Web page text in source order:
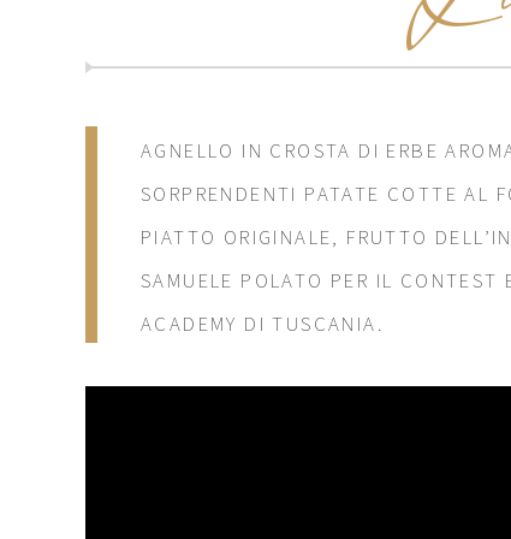
AGNELLO IN CROSTA DI ERBE
SORPRENDENTI PATATE COTTE AL
PIATTO ORIGINALE, FRUTTO
SAMUELE POLATO PER IL CONTEST
ACADEMY DI TUSCANIA.